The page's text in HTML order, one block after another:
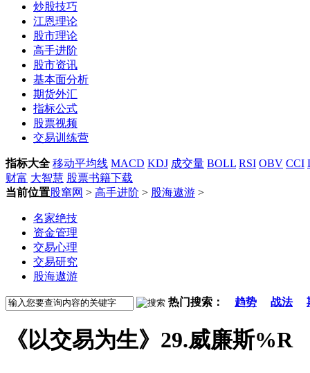
炒股技巧
江恩理论
股市理论
高手进阶
股市资讯
基本面分析
期货外汇
指标公式
股票视频
交易训练营
指标大全 移动平均线 MACD KDJ 成交量 BOLL RSI OBV CCI
财富 大智慧 股票书籍下载
当前位置股窜网 > 高手进阶 > 股海遨游 >
名家绝技
资金管理
交易心理
交易研究
股海遨游
热门搜索： 趋势 战法
《以交易为生》29.威廉斯%R